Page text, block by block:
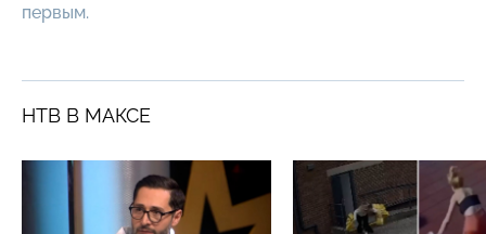
первым.
НТВ В МАКСЕ